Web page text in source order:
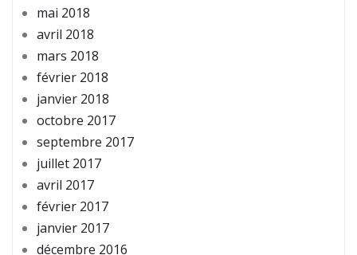
mai 2018
avril 2018
mars 2018
février 2018
janvier 2018
octobre 2017
septembre 2017
juillet 2017
avril 2017
février 2017
janvier 2017
décembre 2016